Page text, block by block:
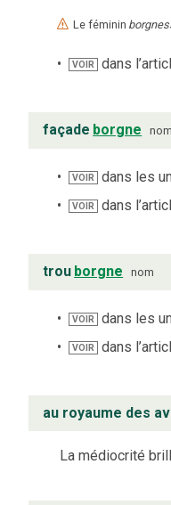
Le féminin
VOIR dans
façade borgne nom
VOIR dans les
VOIR dans
trou borgne nom
VOIR dans les
VOIR dans
au royaume des
La médiocrité